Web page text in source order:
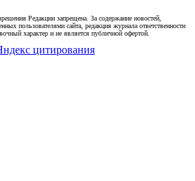
Редакции запрещена. За содержание новостей,
пользователями сайта, редакция журнала ответственности
характер и не является публичной офертой.